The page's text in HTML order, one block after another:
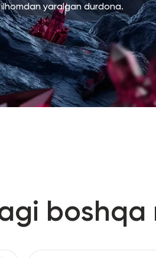
yaralgan durdona.